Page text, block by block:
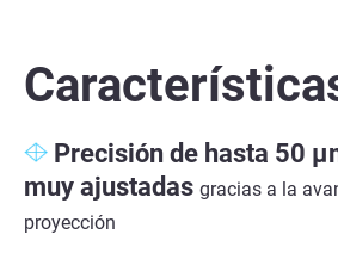
Precisión de hasta 50
muy ajustadas gracias a la
proyección